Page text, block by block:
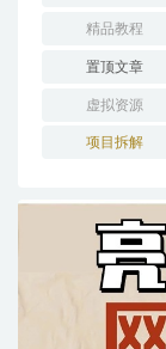
精品教程
置顶文章
虚拟资源
项目拆解